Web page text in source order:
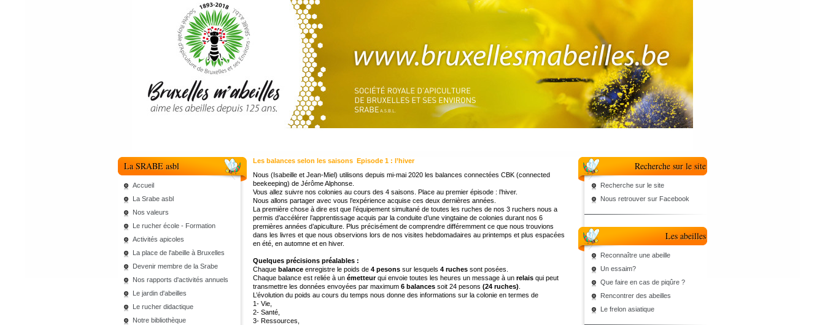
La SRABE asbl
Accueil
La Srabe asbl
Nos valeurs
Le rucher école - Formation
Activités apicoles
La place de l'abeille à Bruxelles
Devenir membre de la Srabe
Nos rapports d'activités annuels
Le jardin d'abeilles
Le rucher didactique
Notre bibliothèque
Les balances selon les saisons Episode 1 : l’hiver
Nous (Isabeille et Jean-Miel) utilisons depuis mi-mai 2020 les balances connectées CBK (connected
beekeeping) de Jérôme Alphonse.
Vous allez suivre nos colonies au cours des 4 saisons. Place au premier épisode : l’hiver.
Nous allons partager avec vous l’expérience acquise ces deux dernières années.
La première chose à dire est que l’équipement simultané de toutes les ruches de nos 3 ruchers nous a
permis d’accélérer l’apprentissage acquis par la conduite d’une vingtaine de colonies durant nos 6
premières années d’apiculture. Plus précisément de comprendre différemment ce que nous trouvions
dans les livres et que nous observions lors de nos visites hebdomadaires au printemps et plus espacées
en été, en automne et en hiver.
Quelques précisions préalables :
Chaque balance enregistre le poids de 4 pesons sur lesquels 4 ruches sont posées.
Chaque balance est reliée à un émetteurqui envoie toutes les heures un message à un relais qui peut
transmettre les données envoyées par maximum 6 balances soit 24 pesons (24 ruches)
L’évolution du poids au cours du temps nous donne des informations sur la colonie en termes de
1- Vie,
2- Santé,
3- Ressources,
Recherche sur le site
Recherche sur le site
Nous retrouver sur Facebook
Les abeilles
Reconnaître une abeille
Un essaim?
Que faire en cas de piqûre ?
Rencontrer des abeilles
Le frelon asiatique